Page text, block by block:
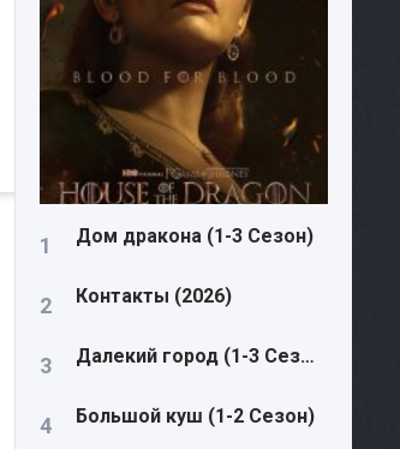
Дом дракона (1-3 Сезон)
Контакты (2026)
Далекий город (1-3 Сезон)
Большой куш (1-2 Сезон)